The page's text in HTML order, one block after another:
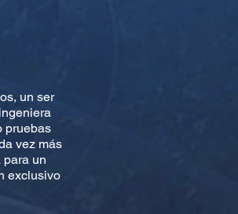
un ser
pruebas
vez más
un
exclusivo